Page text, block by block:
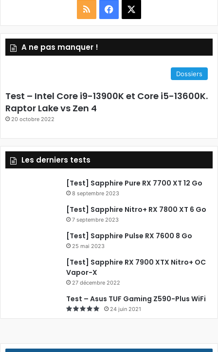
S
S
a
k
A ne pas manquer !
Dossiers
Test – Intel Core i9-13900K et Core i5-13600K.
Raptor Lake vs Zen 4
20 octobre 2022
Les derniers tests
[Test] Sapphire Pure RX 7700 XT 12 Go
8 septembre 2023
[Test] Sapphire Nitro+ RX 7800 XT 6 Go
7 septembre 2023
[Test] Sapphire Pulse RX 7600 8 Go
25 mai 2023
[Test] Sapphire RX 7900 XTX Nitro+ OC
Vapor-X
27 décembre 2022
Test – Asus TUF Gaming Z590-Plus WiFi
24 juin 2021